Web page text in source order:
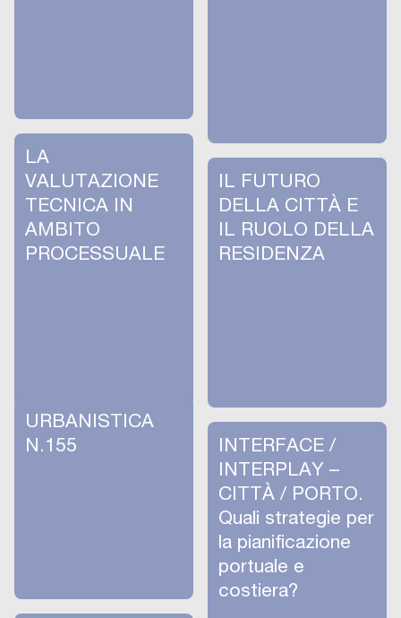
LA
VALUTAZIONE
TECNICA IN
AMBITO
PROCESSUALE
IL FUTURO
DELLA CITTÀ E
IL RUOLO DELLA
RESIDENZA
URBANISTICA
N.155
INTERFACE /
INTERPLAY –
CITTÀ / PORTO.
Quali strategie per
la pianificazione
portuale e
costiera?